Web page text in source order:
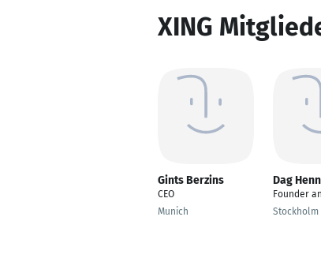
XING
Gints Berzins
CEO
Munich
Dag
Founder
Stockholm